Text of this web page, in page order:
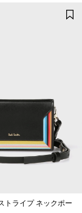
トライプ ネックポー